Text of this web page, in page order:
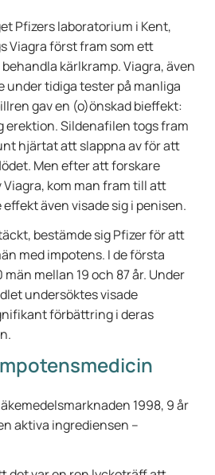
Pfizers laboratorium i Kent,
Viagra först fram som ett
kärlkramp. Viagra, även
under tidiga tester på manliga
gav en (o)önskad bieffekt:
erektion. Sildenafilen togs fram
hjärtat att slappna av för att
Men efter att forskare
kom man fram till att
även visade sig i penisen.
bestämde sig Pfizer för att
med impotens. I de första
mellan 19 och 87 år. Under
undersöktes visade
förbättring i deras
1998, 9 år
aktiva ingrediensen –